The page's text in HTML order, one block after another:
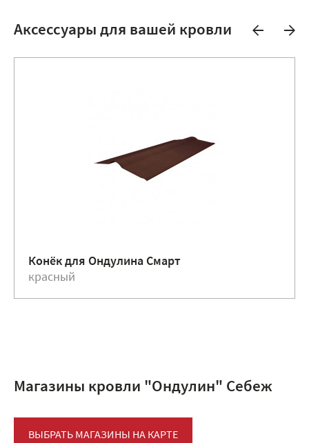
Аксессуары для вашей кровли
Конёк для Ондулина Смарт
красный
Магазины кровли "Ондулин" Себеж
ВЫБРАТЬ МАГАЗИНЫ НА КАРТЕ